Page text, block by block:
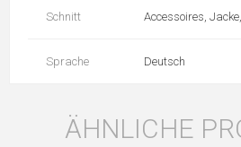
Schnitt Accessoires,
Sprache Deutsch
ÄHNLICHE